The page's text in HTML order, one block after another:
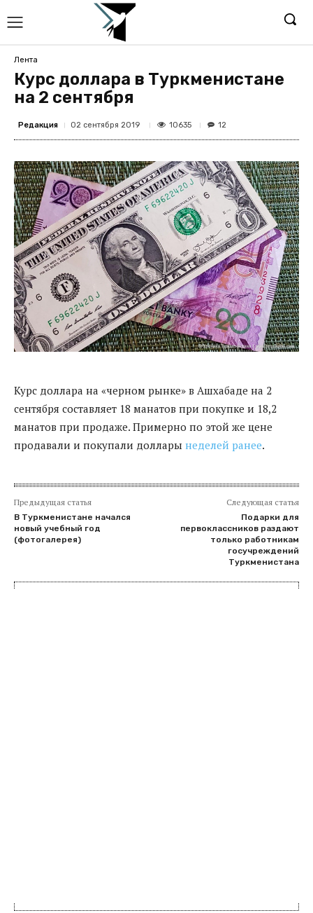
Лента
Курс доллара в Туркменистане
на 2 сентября
Редакция 02 сентября 2019 10635 12
Курс доллара на «черном рынке» в Ашхабаде на 2
сентября составляет 18 манатов при покупке и 18,2
манатов при продаже. Примерно по этой же цене
продавали и покупали доллары неделей ранее.
Предыдущая статья
В Туркменистане начался
новый учебный год
(фотогалерея)
Следующая статья
Подарки для
первоклассников раздают
только работникам
госучреждений
Туркменистана